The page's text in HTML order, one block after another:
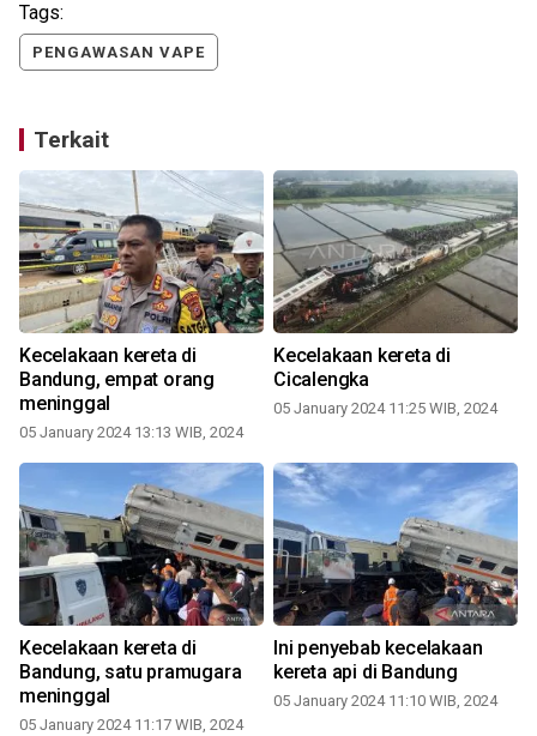
Tags:
PENGAWASAN VAPE
Terkait
Kecelakaan kereta di
Bandung, empat orang
meninggal
05 January 2024 13:13 WIB, 2024
Kecelakaan kereta di
Cicalengka
05 January 2024 11:25 WIB, 2024
Kecelakaan kereta di
Bandung, satu pramugara
meninggal
05 January 2024 11:17 WIB, 2024
Ini penyebab kecelakaan
kereta api di Bandung
05 January 2024 11:10 WIB, 2024